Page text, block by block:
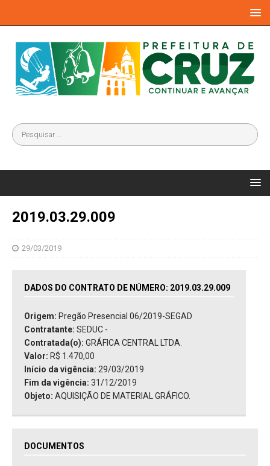
2019.03.29.009
29/03/2019
DADOS DO CONTRATO DE NÚMERO: 2019.03.29.009
Origem: Pregão Presencial 06/2019-SEGAD
Contratante: SEDUC -
Contratada(o): GRÁFICA CENTRAL LTDA.
Valor: R$ 1.470,00
Início da vigência: 29/03/2019
Fim da vigência: 31/12/2019
Objeto: AQUISIÇÃO DE MATERIAL GRÁFICO.
DOCUMENTOS